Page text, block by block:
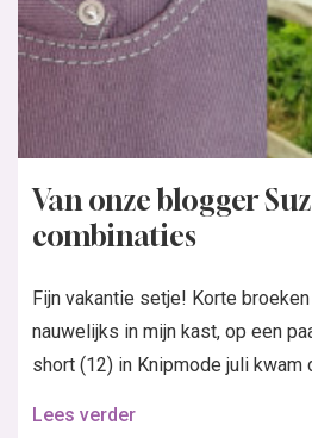
Van onze blogger
combinaties
Fijn vakantie setje! Korte
nauwelijks in mijn kast, op een
short (12) in Knipmode juli kwam
Lees verder